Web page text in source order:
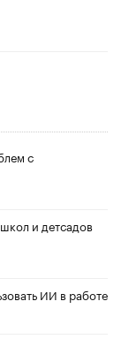
с
и детсадов
ИИ в работе